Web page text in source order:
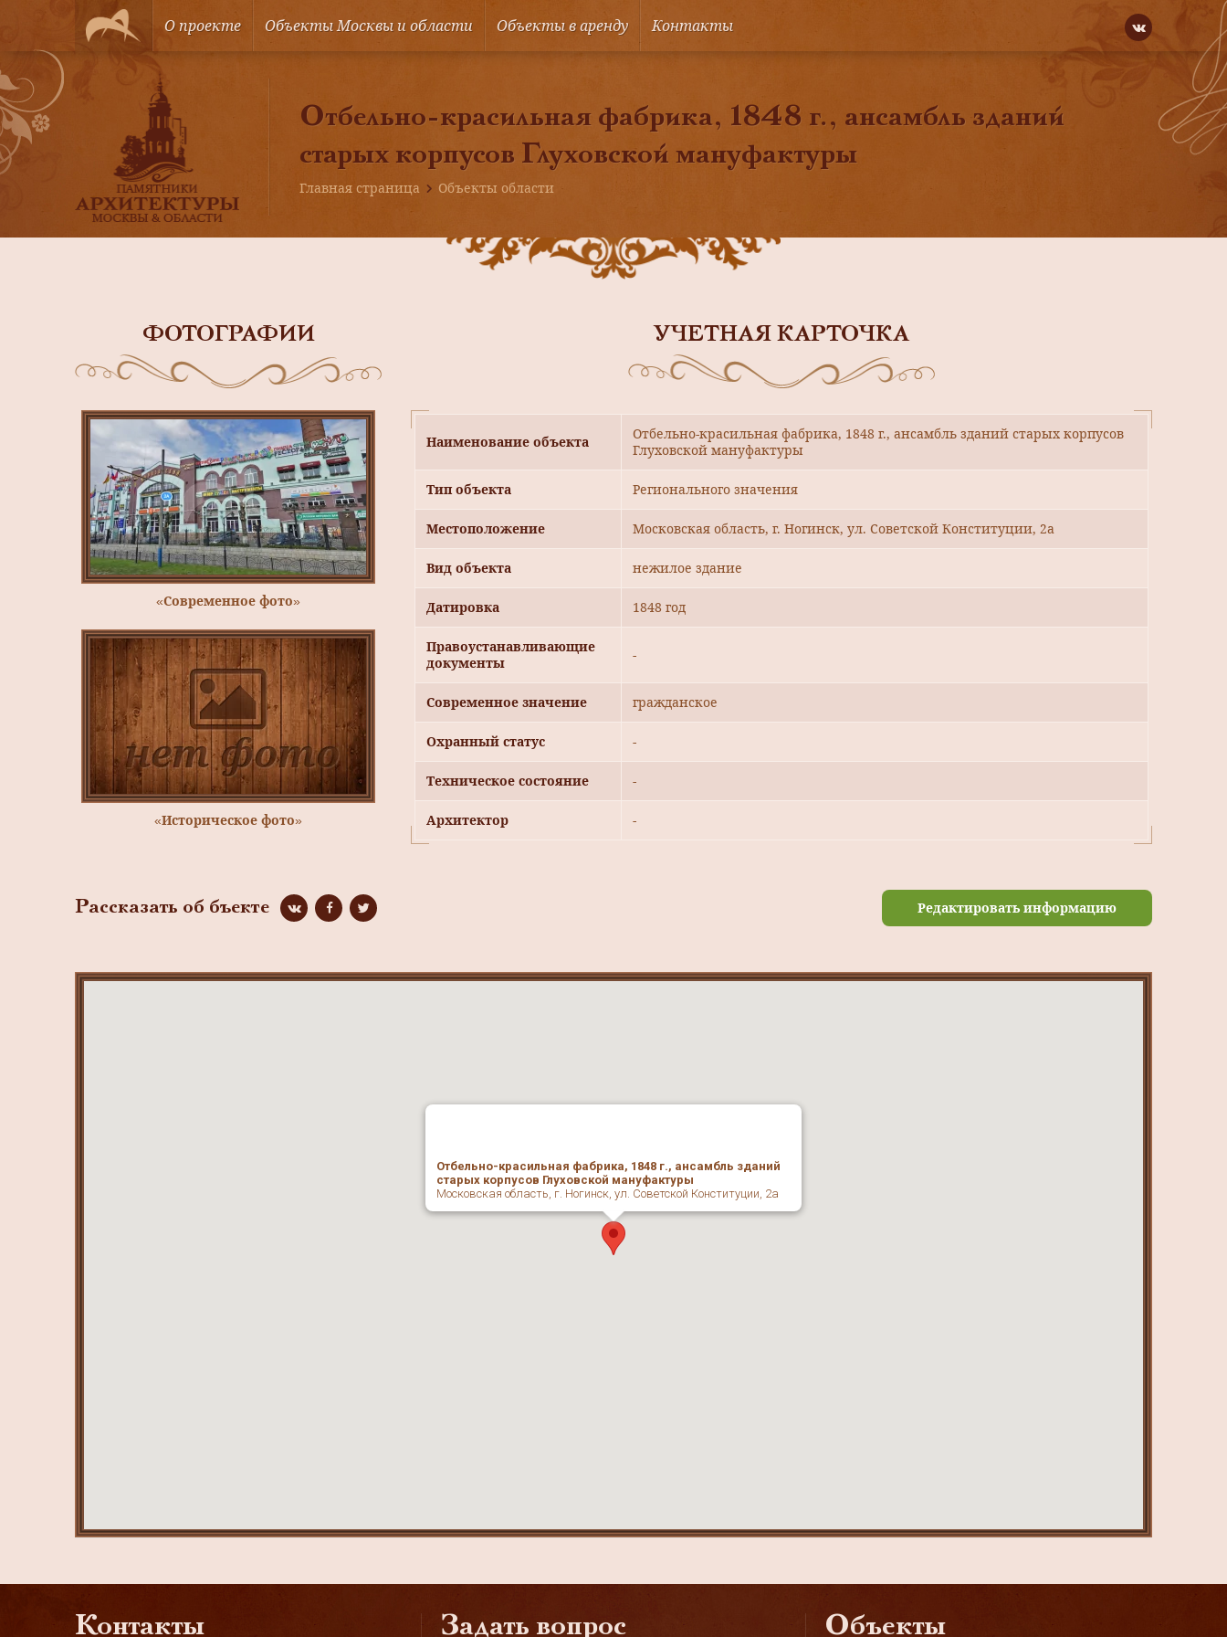
О проекте Объекты Москвы и области Объекты в аренду Контакты
Отбельно-красильная фабрика, 1848 г., ансамбль зданий
старых корпусов Глуховской мануфактуры
Главная страница Объекты области
ФОТОГРАФИИ
«Современное фото»
«Историческое фото»
УЧЕТНАЯ КАРТОЧКА
Наименование объекта
Отбельно-красильная фабрика, 1848 г., ансамбль зданий старых корпусов
Глуховской мануфактуры
Тип объекта Регионального значения
Местоположение Московская область, г. Ногинск, ул. Советской Конституции, 2а
Вид объекта нежилое здание
Датировка 1848 год
Правоустанавливающие
документы
-
Современное значение гражданское
Охранный статус -
Техническое состояние -
Архитектор -
Рассказать об бъекте Редактировать информацию
Отбельно-красильная фабрика, 1848 г., ансамбль зданий
старых корпусов Глуховской мануфактуры
Московская область, г. Ногинск, ул. Советской Конституции, 2а
Контакты Задать вопрос Объекты